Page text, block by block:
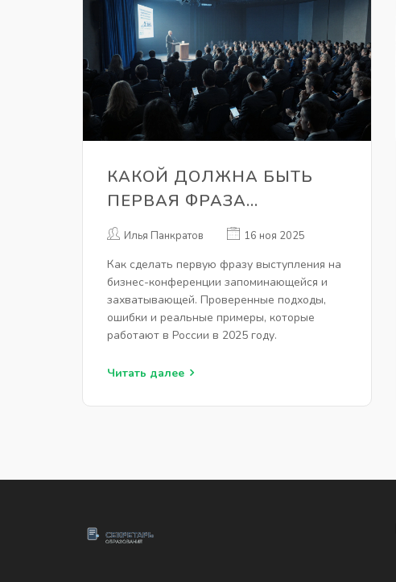
КАКОЙ ДОЛЖНА БЫТЬ
ПЕРВАЯ ФРАЗА
ВЫСТУПЛЕНИЯ НА
БИЗНЕС-КОНФЕРЕНЦИИ
Илья Панкратов 16 ноя 2025
Как сделать первую фразу выступления на
бизнес-конференции запоминающейся и
захватывающей. Проверенные подходы,
ошибки и реальные примеры, которые
работают в России в 2025 году.
Читать далее